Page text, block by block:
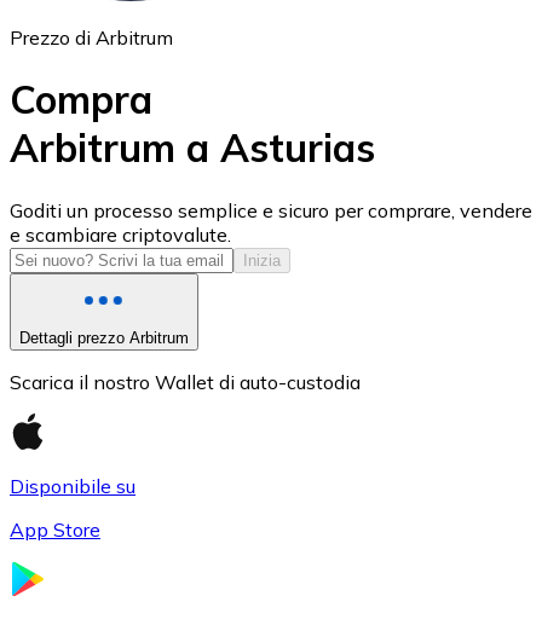
USD Coin
USDC
Prezzo di Arbitrum
Compra
Arbitrum a Asturias
Goditi un processo semplice e sicuro per comprare, vendere
e scambiare criptovalute.
Inizia
Dettagli prezzo Arbitrum
Scarica il nostro Wallet di auto-custodia
Disponibile su
App Store